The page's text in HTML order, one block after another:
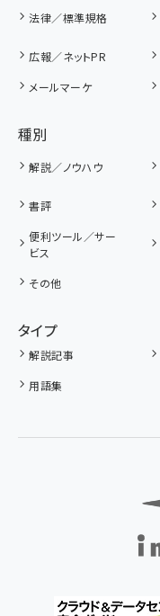
法律／標準規格
広報／ネットPR
メールマーケ
種別
解説／ノウハウ
書評
便利ツール／サー
ビス
その他
タイプ
解説記事
用語集